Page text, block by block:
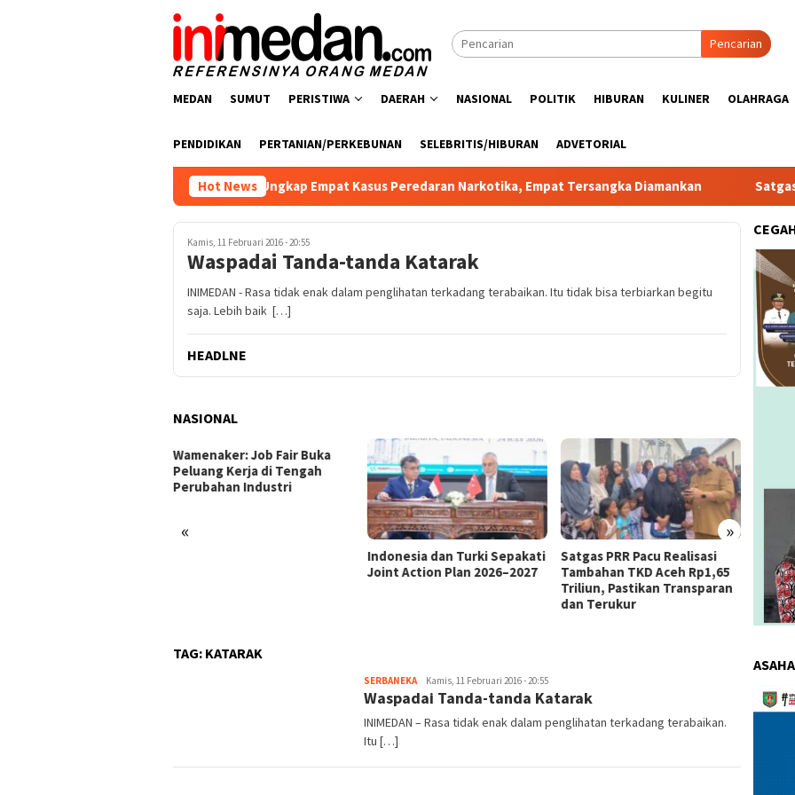
Pencarian
MEDAN SUMUT PERISTIWA DAERAH NASIONAL POLITIK HIBURAN KULINER OLAHRAGA
PENDIDIKAN PERTANIAN/PERKEBUNAN SELEBRITIS/HIBURAN ADVETORIAL
Hot News
Polres Batu Bara Ungkap Empat Kasus Peredaran Narkotika, Empat Tersangka Diamankan Satgas PRR Pacu
Kamis, 11 Februari 2016 - 20:55
Waspadai Tanda-tanda Katarak
INIMEDAN - Rasa tidak enak dalam penglihatan terkadang terabaikan. Itu tidak bisa terbiarkan begitu
saja. Lebih baik […]
HEADLNE
NASIONAL
« »
Satgas PRR Pacu Realisasi
Tambahan TKD Aceh Rp1,65
Kemnaker Berhasil Mediasi
Perselisihan PHK PT Amos
Indah Indonesia Perselisihan
PHK PT Amos Indah Indonesia
The
TAG: KATARAK
SERBANEKAredaksi
Kamis, 11 Februari 2016 - 20:55
Waspadai Tanda-tanda Katarak
INIMEDAN – Rasa tidak enak dalam penglihatan terkadang terabaikan.
Itu […]
Video